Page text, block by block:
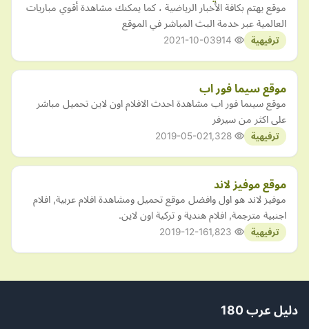
موقع يهتم بكافة الأخبار الرياضية ، كما يمكنك مشاهدة أقوي مباريات
العالمية عبر خدمة البث المباشر في الموقع
ترفيهية 2021-10-03
موقع سيما فور اب
موقع سينما فور اب مشاهدة احدث الافلام اون لاين تحميل مباشر
على اكثر من سيرفر
ترفيهية 2019-05-02
موقع موفيز لاند
موفيز لاند هو اول وافضل موقع تحميل ومشاهدة افلام عربية, افلام
اجنبية مترجمة, افلام هندية و تركية اون لاين.
ترفيهية 2019-12-16
دليل عرب 180